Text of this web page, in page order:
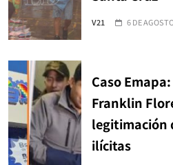
V21 6 DE
Caso
Franklin
legitimación
ilícitas